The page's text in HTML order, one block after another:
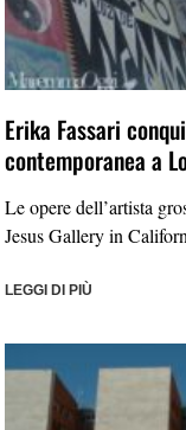
Erika Fassari
contemporanea a
Le opere dell’artista
Jesus Gallery in
LEGGI DI PIÙ